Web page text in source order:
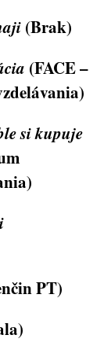
(Brak)
(FACE –
si kupuje
PT)